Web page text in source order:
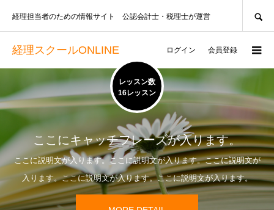
経理スクールONLINE
経理担当者のための情報サイト 公認会計士・税理士が運営
ログイン 会員登録
レッスン数
16レッスン